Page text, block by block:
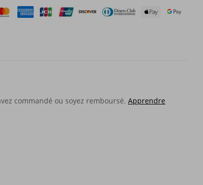
d'éventail, accessoires
d'oreilles polyvalents et
d'oreilles exagérées
peinture de cuisson en
commandé ou soyez remboursé. Apprendre